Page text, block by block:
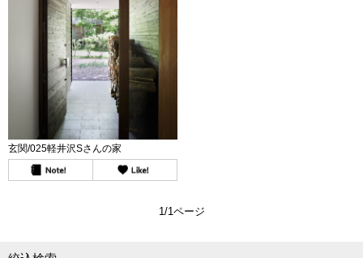
玄関/025軽井沢Sさんの家
1/1ページ